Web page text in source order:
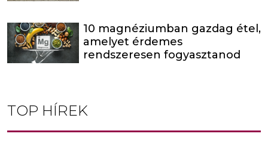
10 magnéziumban gazdag étel,
amelyet érdemes
rendszeresen fogyasztanod
TOP HÍREK